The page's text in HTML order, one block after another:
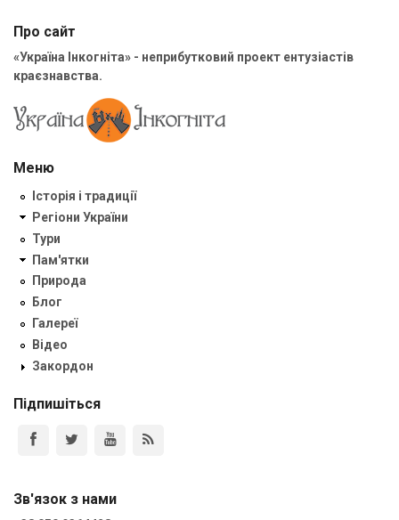
Про сайт
«Україна Інкогніта» - неприбутковий проект ентузіастів
краєзнавства.
Меню
Історія і традиції
Регіони України
Тури
Пам'ятки
Природа
Блог
Галереї
Відео
Закордон
Підпишіться
Зв'язок з нами